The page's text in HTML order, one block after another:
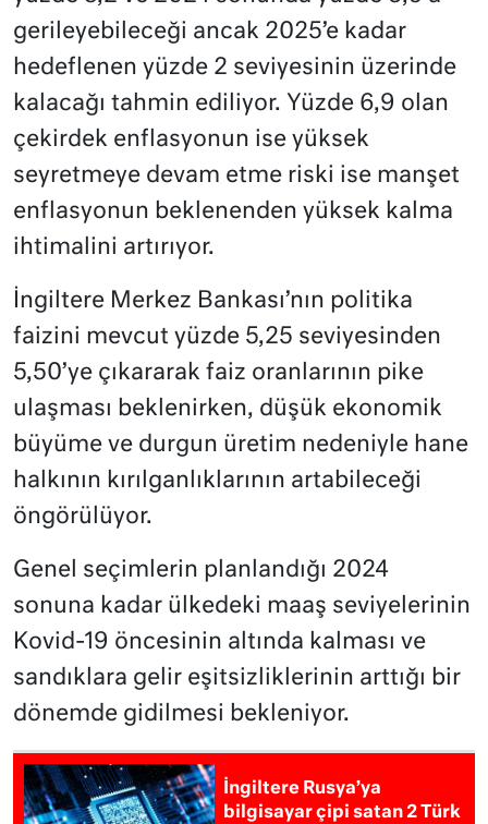
gerileyebileceği ancak 2025’e kadar
hedeflenen yüzde 2 seviyesinin üzerinde
kalacağı tahmin ediliyor. Yüzde 6,9 olan
çekirdek enflasyonun ise yüksek
seyretmeye devam etme riski ise manşet
enflasyonun beklenenden yüksek kalma
ihtimalini artırıyor.
İngiltere Merkez Bankası’nın politika
faizini mevcut yüzde 5,25 seviyesinden
5,50’ye çıkararak faiz oranlarının pike
ulaşması beklenirken, düşük ekonomik
büyüme ve durgun üretim nedeniyle hane
halkının kırılganlıklarının artabileceği
öngörülüyor.
Genel seçimlerin planlandığı 2024
sonuna kadar ülkedeki maaş seviyelerinin
Kovid-19 öncesinin altında kalması ve
sandıklara gelir eşitsizliklerinin arttığı bir
dönemde gidilmesi bekleniyor.
İngiltere Rusya’ya
bilgisayar çipi satan 2 Türk